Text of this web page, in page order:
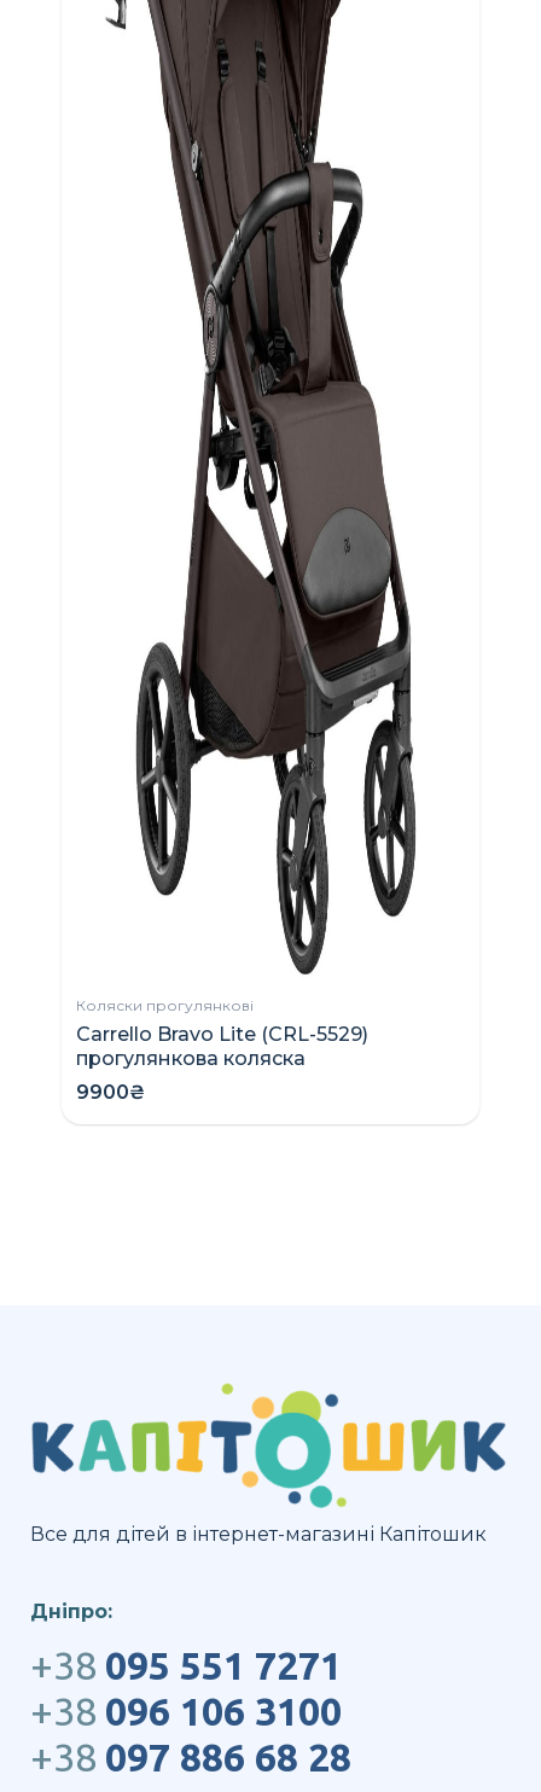
Коляски прогулянкові
Carrello Bravo Lite (CRL-5529)
прогулянкова коляска
9900₴
Все для дітей в інтернет-магазині Капітошик
Дніпро:
+38 095 551 7271
+38 096 106 3100
+38 097 886 68 28